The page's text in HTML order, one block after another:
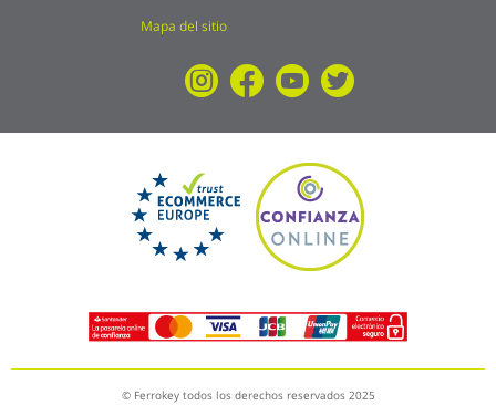
Mapa del sitio
© Ferrokey todos los derechos reservados 2025